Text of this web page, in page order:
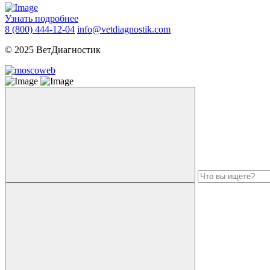
Узнать подробнее
8 (800) 444-12-04 info@vetdiagnostik.com
© 2025 ВетДиагностик